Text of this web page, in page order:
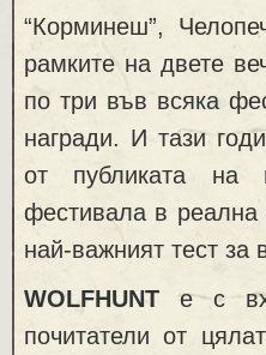
“Корминеш”,
рамките на двете
по три във всяка
награди. И тази
от публиката на
фестивала в реална
най-важният тест за
WOLFHUNT е с
почитатели от